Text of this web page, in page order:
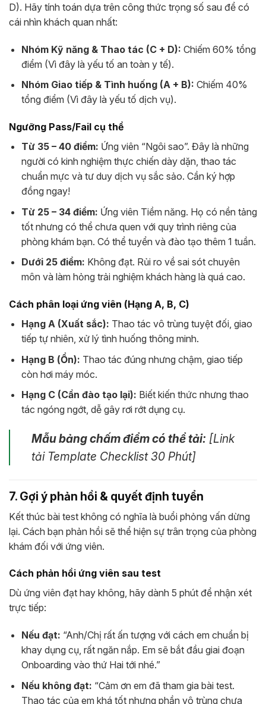
D). Hãy tính toán dựa trên công thức trọng số sau để có
cái nhìn khách quan nhất:
Nhóm Kỹ năng & Thao tác (C + D): Chiếm 60% tổng
điểm (Vì đây là yếu tố an toàn y tế).
Nhóm Giao tiếp & Tình huống (A + B): Chiếm 40%
tổng điểm (Vì đây là yếu tố dịch vụ).
Ngưỡng Pass/Fail cụ thể
Từ 35 – 40 điểm: Ứng viên “Ngôi sao”. Đây là những
người có kinh nghiệm thực chiến dày dặn, thao tác
chuẩn mực và tư duy dịch vụ sắc sảo. Cần ký hợp
đồng ngay!
Từ 25 – 34 điểm: Ứng viên Tiềm năng. Họ có nền tảng
tốt nhưng có thể chưa quen với quy trình riêng của
phòng khám bạn. Có thể tuyển và đào tạo thêm 1 tuần.
Dưới 25 điểm: Không đạt. Rủi ro về sai sót chuyên
môn và làm hỏng trải nghiệm khách hàng là quá cao.
Cách phân loại ứng viên (Hạng A, B, C)
Hạng A (Xuất sắc): Thao tác vô trùng tuyệt đối, giao
tiếp tự nhiên, xử lý tình huống thông minh.
Hạng B (Ổn): Thao tác đúng nhưng chậm, giao tiếp
còn hơi máy móc.
Hạng C (Cần đào tạo lại): Biết kiến thức nhưng thao
tác ngóng ngớt, dễ gây rơi rớt dụng cụ.
Mẫu bảng chấm điểm có thể tải: [Link
tải Template Checklist 30 Phút]
7. Gợi ý phản hồi & quyết định tuyển
Kết thúc bài test không có nghĩa là buổi phỏng vấn dừng
lại. Cách bạn phản hồi sẽ thể hiện sự trân trọng của phòng
khám đối với ứng viên.
Cách phản hồi ứng viên sau test
Dù ứng viên đạt hay không, hãy dành 5 phút để nhận xét
trực tiếp:
Nếu đạt: “Anh/Chị rất ấn tượng với cách em chuẩn bị
khay dụng cụ, rất ngăn nắp. Em sẽ bắt đầu giai đoạn
Onboarding vào thứ Hai tới nhé.”
Nếu không đạt: “Cảm ơn em đã tham gia bài test.
Thao tác của em khá tốt nhưng phần vô trùng chưa